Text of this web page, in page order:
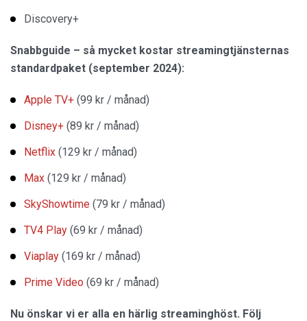
Discovery+
Snabbguide – så mycket kostar streamingtjänsternas
standardpaket (september 2024):
Apple TV+ (99 kr / månad)
Disney+ (89 kr / månad)
Netflix (129 kr / månad)
Max (129 kr / månad)
SkyShowtime (79 kr / månad)
TV4 Play (69 kr / månad)
Viaplay (169 kr / månad)
Prime Video (69 kr / månad)
Nu önskar vi er alla en härlig streaminghöst. Följ